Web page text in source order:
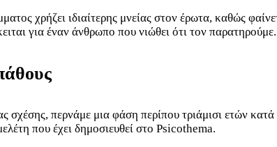
χρήζει ιδιαίτερης μνείας στον έρωτα, καθώς
για έναν άνθρωπο που νιώθει ότι τον παρατηρούμε.
σχέσης, περνάμε μια φάση περίπου τριάμισι ετών
που έχει δημοσιευθεί στο Psicothema.